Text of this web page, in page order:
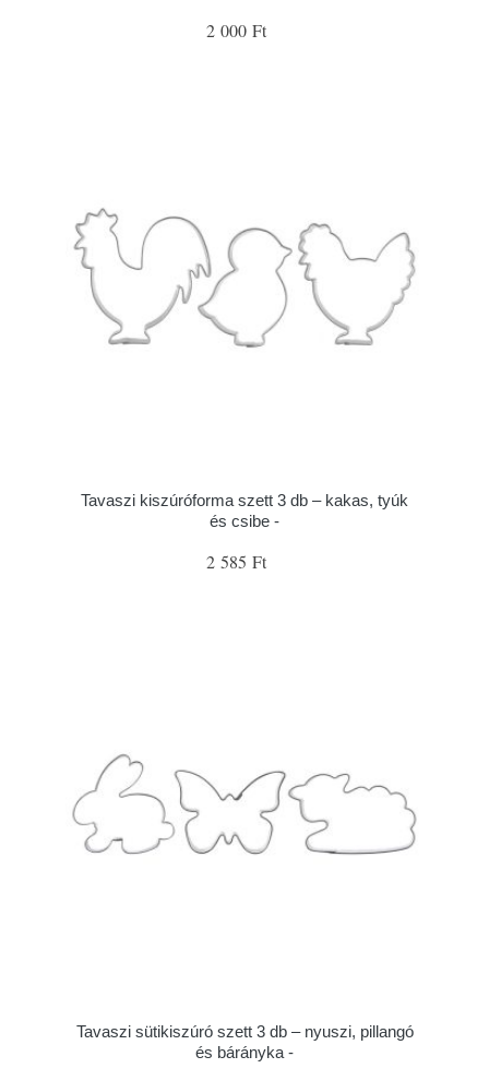
2 000 Ft
Tavaszi kiszúróforma szett 3 db – kakas, tyúk
és csibe -
2 585 Ft
Tavaszi sütikiszúró szett 3 db – nyuszi, pillangó
és bárányka -